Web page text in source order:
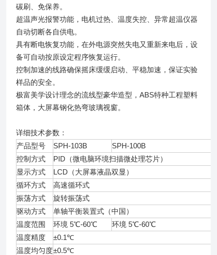
碳刷、免保养。
超温声光报警功能，电机过热、温度失控、异常超温仪器
自动切断各自供电。
具有断电恢复功能，在外电源突然失电又重新来电后，设
备可自动按原设定程序恢复运行。
控制加速的线路确保摇床缓缓启动、平稳加速，保证实验
样品的安全。
极富美学设计理念的流线型豪华造型，ABS特种工程塑料
箱体，大屏幕钢化热弯玻璃视窗。
详细技术参数：
产品型号
SPH-103B
SPH-100B
控制方式
PID（微电脑环境扫描微处理芯片）
显示方式
LCD（大屏幕液晶双显）
循环方式
高速循环式
振荡方式
旋转振荡式
驱动方式
单轴平衡装置式（中国）
温度范围
环境 5℃-60℃
环境 5℃-60℃
温度精度
±0.1℃
温度均匀度±0.5℃